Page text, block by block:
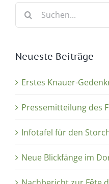
Suche
Neueste Beiträge
Erstes Knauer-
Pressemitteilung des
Infotafel für den
Neue Blickfänge im